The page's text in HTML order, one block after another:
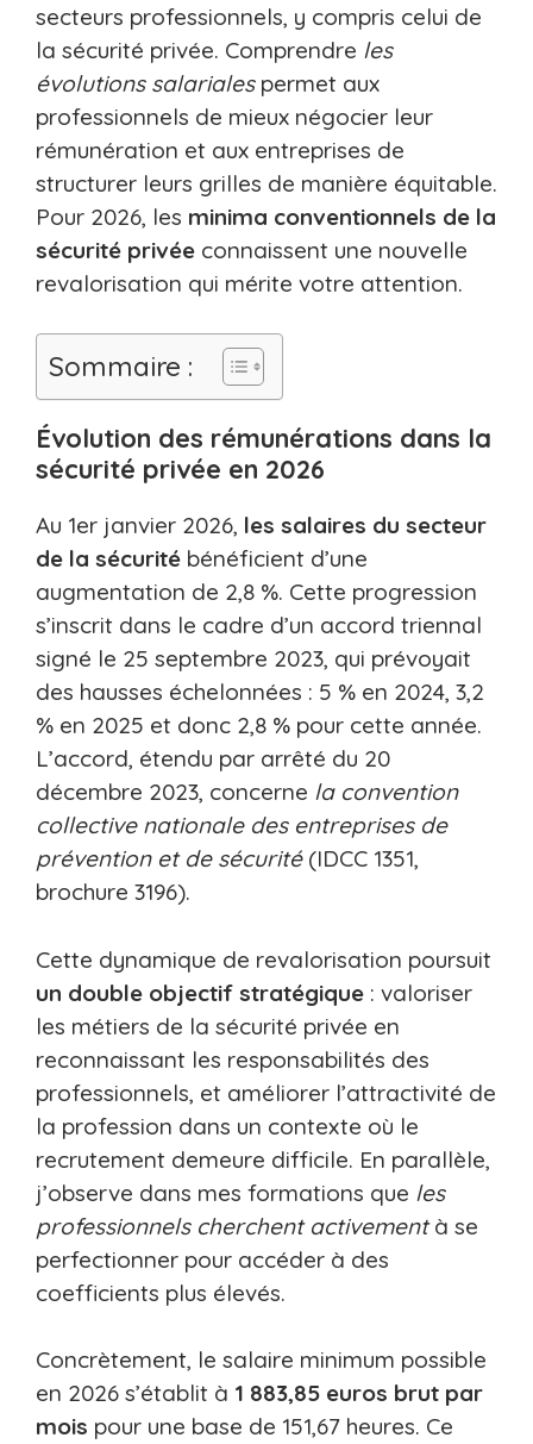
secteurs professionnels, y compris celui de
la sécurité privée. Comprendre les
évolutions salarialespermet aux
professionnels de mieux négocier leur
rémunération et aux entreprises de
structurer leurs grilles de manière équitable.
Pour 2026, les minima conventionnels de la
sécurité privée connaissent une nouvelle
revalorisation qui mérite votre attention.
Sommaire :
Évolution des rémunérations dans la
sécurité privée en 2026
Au 1er janvier 2026, les salaires du secteur
de la sécurité bénéficient d’une
augmentation de 2,8 %. Cette progression
s’inscrit dans le cadre d’un accord triennal
signé le 25 septembre 2023, qui prévoyait
des hausses échelonnées : 5 % en 2024, 3,2
% en 2025 et donc 2,8 % pour cette année.
L’accord, étendu par arrêté du 20
décembre 2023, concerne la convention
collective nationale des entreprises de
prévention et de sécurité(IDCC 1351,
brochure 3196).
Cette dynamique de revalorisation poursuit
un double objectif stratégique : valoriser
les métiers de la sécurité privée en
reconnaissant les responsabilités des
professionnels, et améliorer l’attractivité de
la profession dans un contexte où le
recrutement demeure difficile. En parallèle,
j’observe dans mes formations que les
professionnels cherchent activementà se
perfectionner pour accéder à des
coefficients plus élevés.
Concrètement, le salaire minimum possible
en 2026 s’établit à 1 883,85 euros brut par
mois pour une base de 151,67 heures. Ce